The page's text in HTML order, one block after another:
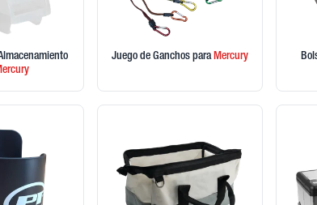
Juego de Ganchos paraMercury